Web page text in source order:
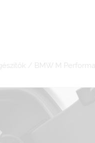
/ BMW M